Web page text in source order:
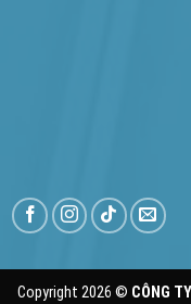
Copyright 2026 © CÔNG